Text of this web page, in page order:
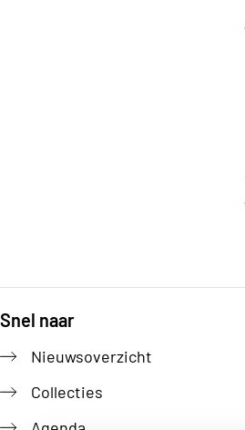
Snel naar
Nieuwsoverzicht
Collecties